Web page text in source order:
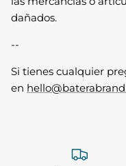
dañados.
--
Si tienes cualquier
en